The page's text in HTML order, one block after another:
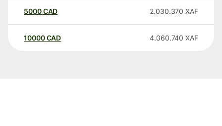
5000CAD 2.030.370 XAF
10000 CAD 4.060.740 XAF